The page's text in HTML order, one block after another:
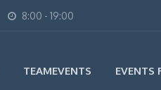
8:00 - 19:00
TEAMEVENTS EVENTS